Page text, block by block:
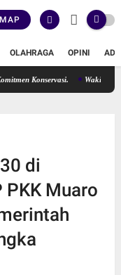
OLAHRAGA OPINI
Konservasi. Wakil Ketua
di
PKK Muaro